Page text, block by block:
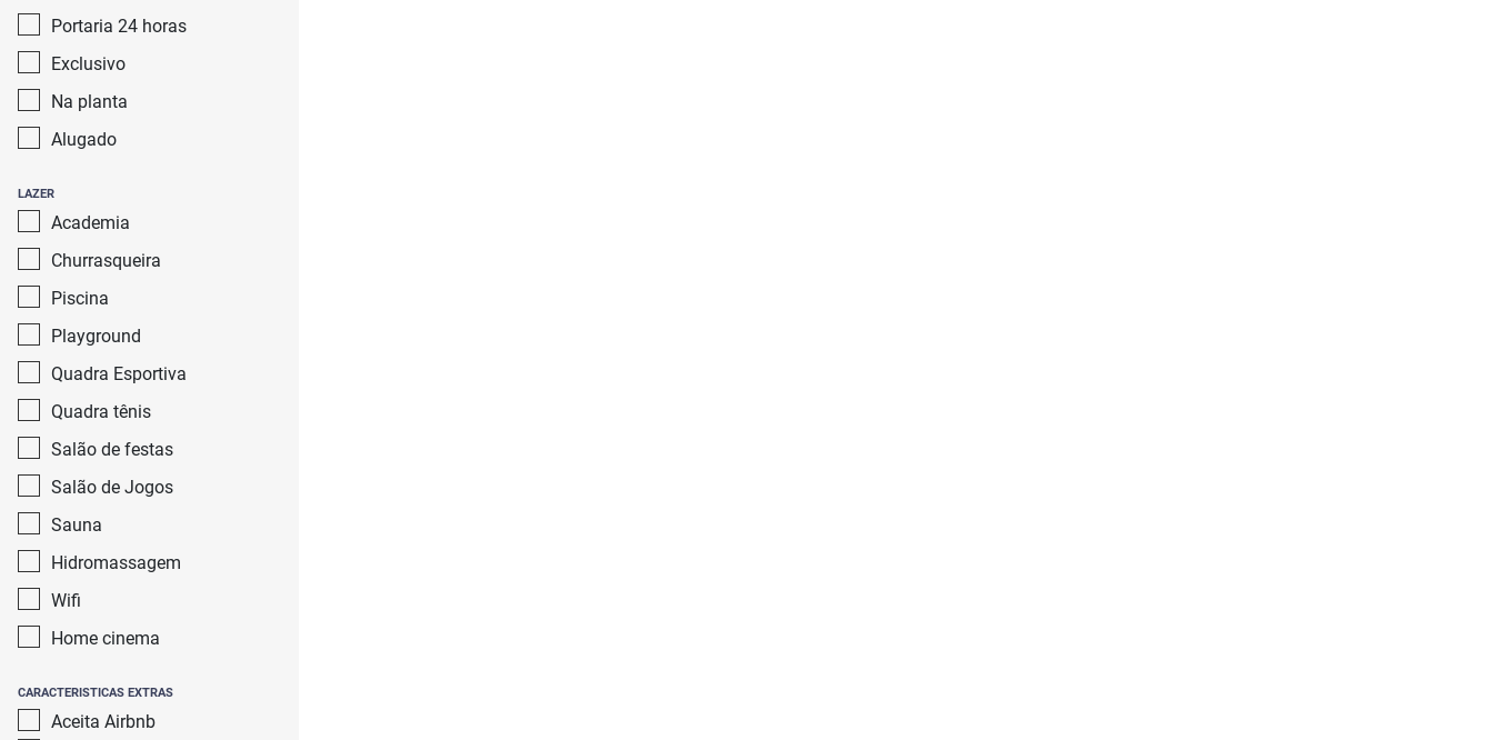
Portaria 24 horas
Exclusivo
Na planta
Alugado
LAZER
Academia
Churrasqueira
Piscina
Playground
Quadra Esportiva
Quadra tênis
Salão de festas
Salão de Jogos
Sauna
Hidromassagem
Wifi
Home cinema
CARACTERISTICAS EXTRAS
Aceita Airbnb